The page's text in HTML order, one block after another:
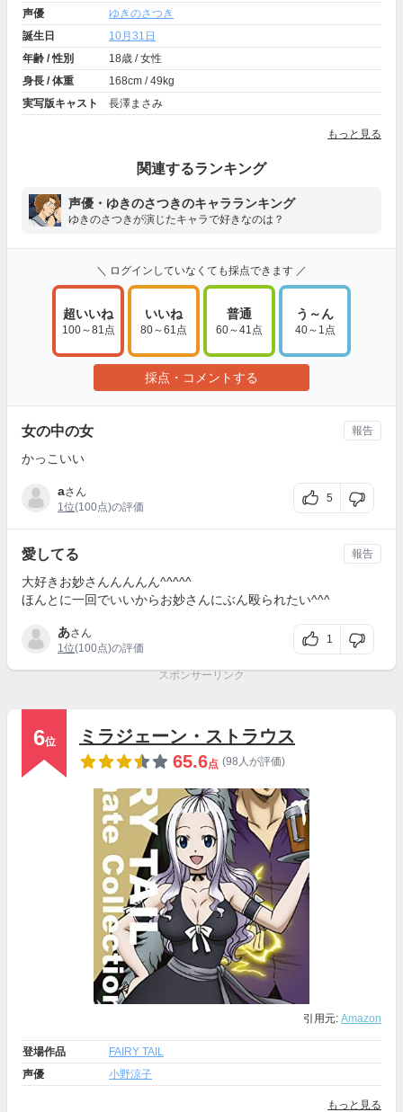
声優
ゆきのさつき
誕生日
10月31日
年齢 / 性別
18歳 / 女性
身長 / 体重
168cm / 49kg
実写版キャスト
長澤まさみ
もっと見る
関連するランキング
声優・ゆきのさつきのキャラランキング
ゆきのさつきが演じたキャラで好きなのは？
＼ ログインしていなくても採点できます ／
超いいね
100～81点
いいね
80～61点
普通
60～41点
う～ん
40～1点
採点・コメントする
女の中の女
かっこいい
aさん
1位(100点)の評価
5
報告
愛してる
大好きお妙さんんんんん^^^^^
ほんとに一回でいいからお妙さんにぶん殴られたい^^^
あさん
1位(100点)の評価
1
報告
スポンサーリンク
6位
ミラジェーン・ストラウス
65.6点 (98人が評価)
引用元: Amazon
登場作品
FAIRY TAIL
声優
小野涼子
もっと見る